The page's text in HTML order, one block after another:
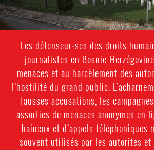
Les défenseur⸱ses des droits
journalistes en Bosnie-
menaces et au harcèlement des
l’hostilité du grand public.
fausses accusations, les
assorties de menaces anonymes en
haineux et d’appels téléphoniques
souvent utilisés par les autorités et